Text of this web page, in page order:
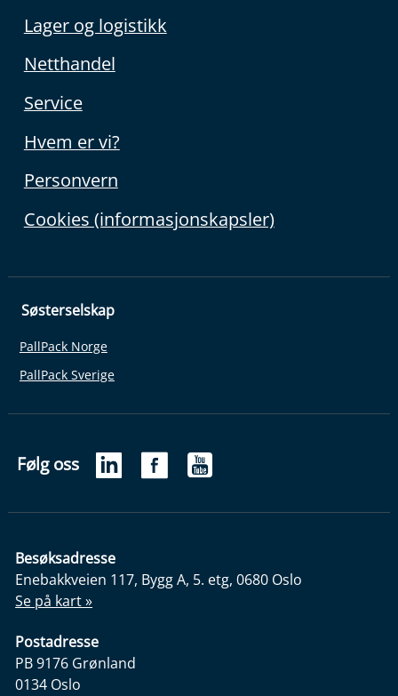
Lager og logistikk
Netthandel
Service
Hvem er vi?
Personvern
Cookies (informasjonskapsler)
Søsterselskap
PallPack Norge
PallPack Sverige
Følg oss
Besøksadresse
Enebakkveien 117, Bygg A, 5. etg, 0680 Oslo
Se på kart »
Postadresse
PB 9176 Grønland
0134 Oslo